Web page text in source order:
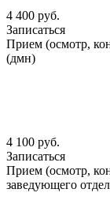
4 400 руб.
Записаться
Прием (осмотр,
(дмн)
4 100 руб.
Записаться
Прием (осмотр,
заведующего